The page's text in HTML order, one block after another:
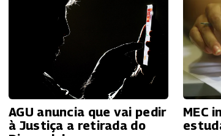
AGU anuncia que vai pedir
à Justiça a retirada do
MEC